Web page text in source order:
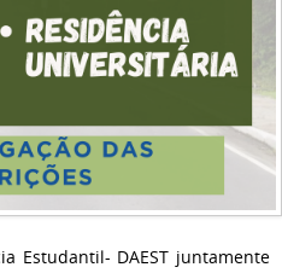
Estudantil- DAEST juntamente